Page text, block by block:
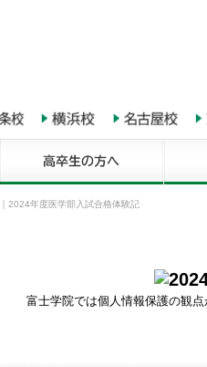
2024年度医学部入試合格体験記
富士学院では個人情報保護の観